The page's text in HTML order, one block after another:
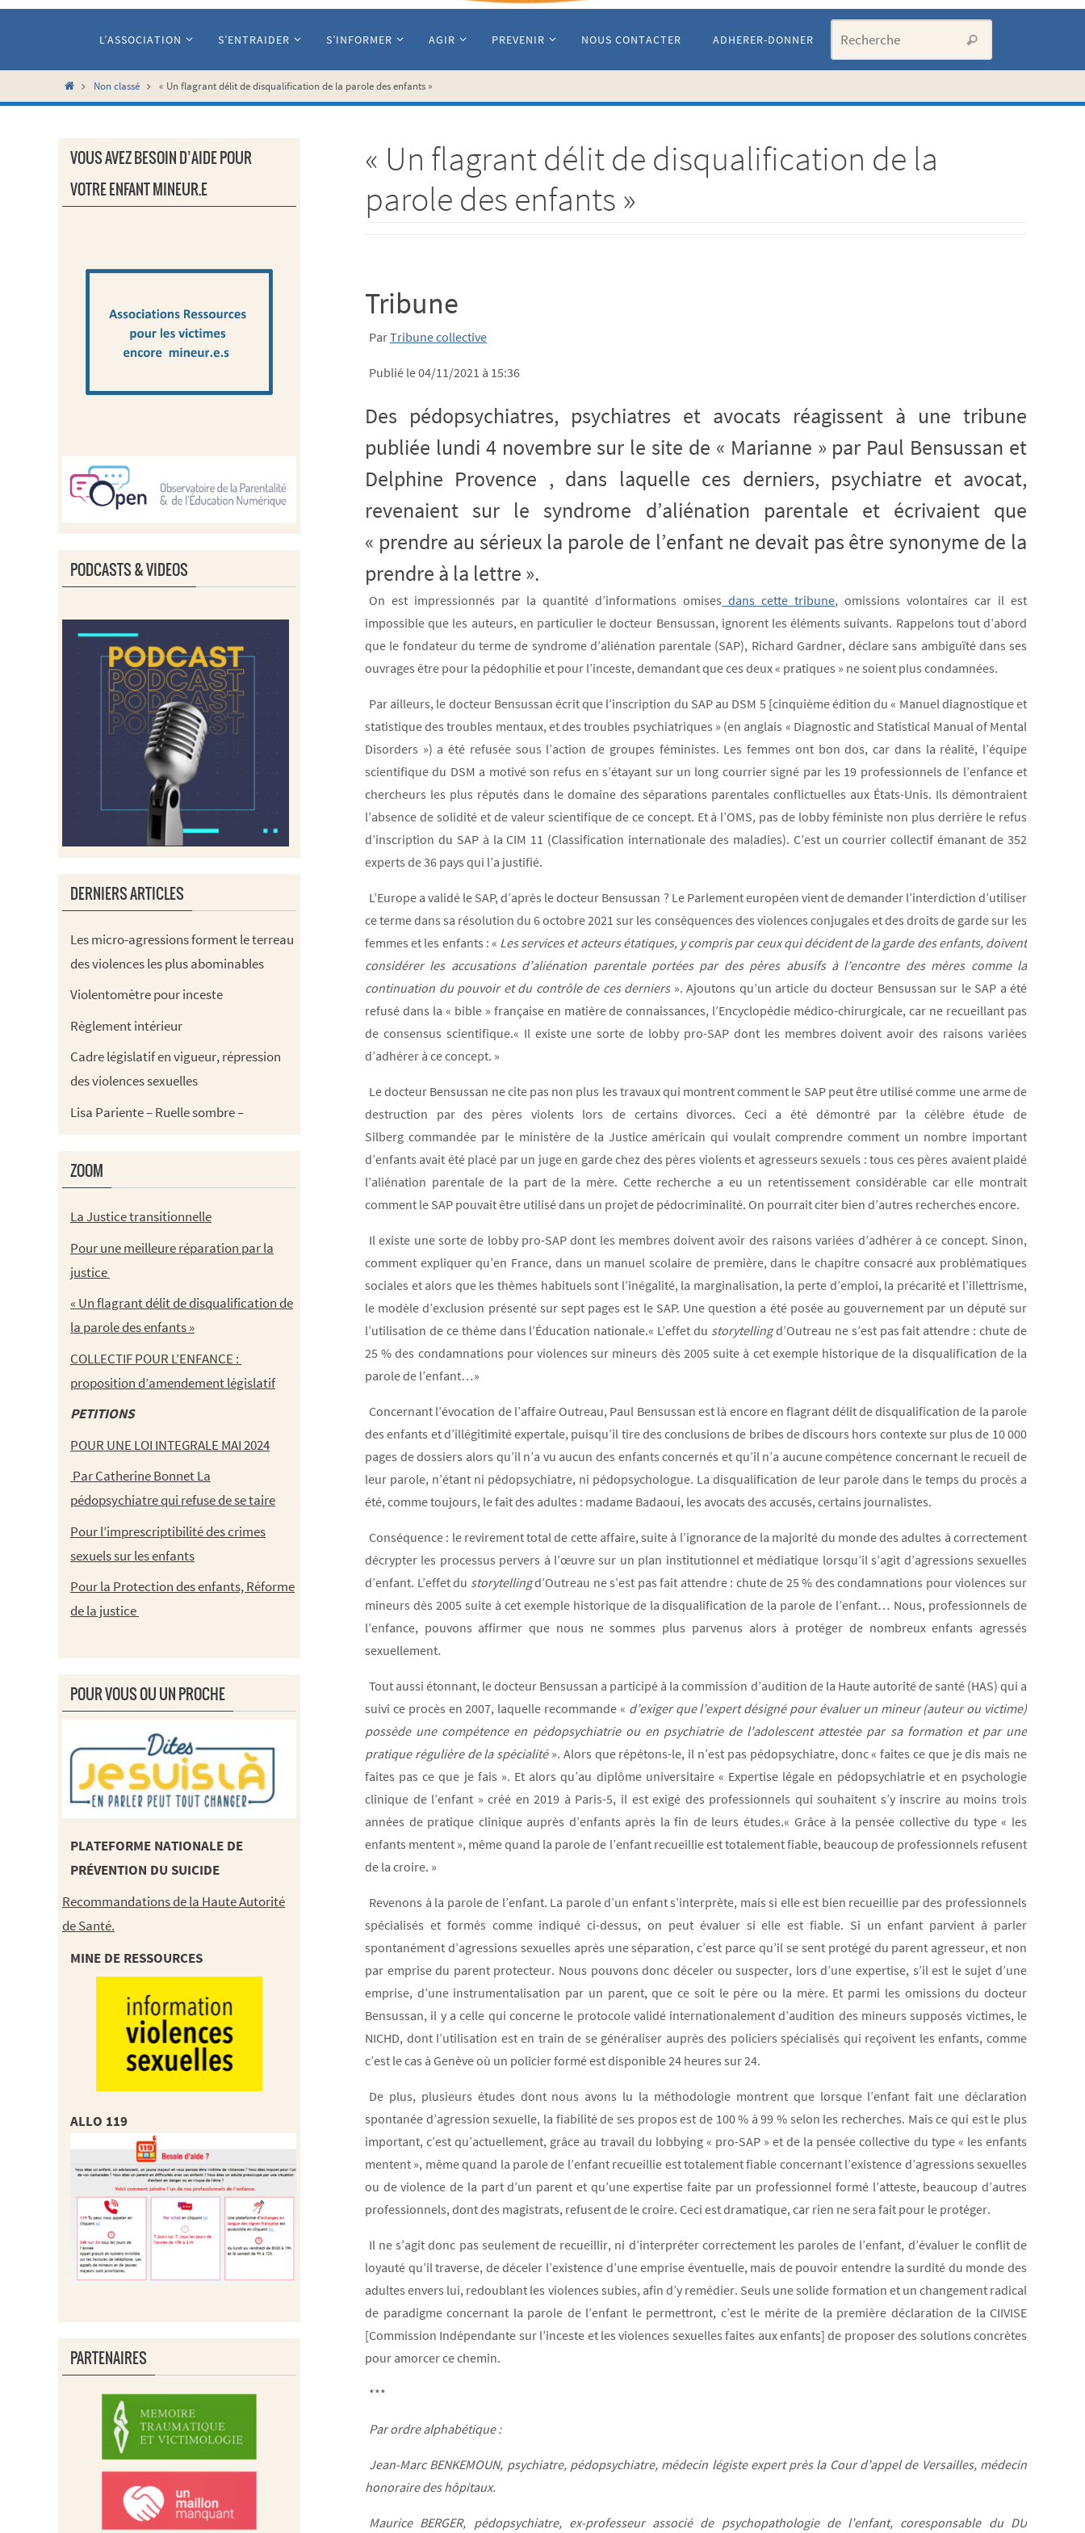
L’ASSOCIATION S’ENTRAIDER S’INFORMER AGIR PREVENIR NOUS CONTACTER ADHERER-DONNER Recherche
HomeNon classé « Un flagrant délit de disqualification de la parole des enfants »
« Un flagrant délit de disqualification de la
parole des enfants »
Tribune
ParTribune collective
Publié le 04/11/2021 à 15:36
Des pédopsychiatres, psychiatres et avocats réagissent à une tribune
publiée lundi 4 novembre sur le site de « Marianne » par Paul Bensussan et
Delphine Provence , dans laquelle ces derniers, psychiatre et avocat,
revenaient sur le syndrome d’aliénation parentale et écrivaient que
« prendre au sérieux la parole de l’enfant ne devait pas être synonyme de la
prendre à la lettre ».
On est impressionnés par la quantité d’informations omises dans cette tribune, omissions volontaires car il est
impossible que les auteurs, en particulier le docteur Bensussan, ignorent les éléments suivants. Rappelons tout d’abord
que le fondateur du terme de syndrome d’aliénation parentale (SAP), Richard Gardner, déclare sans ambiguïté dans ses
ouvrages être pour la pédophilie et pour l’inceste, demandant que ces deux « pratiques » ne soient plus condamnées.
Par ailleurs, le docteur Bensussan écrit que l’inscription du SAP au DSM 5 [cinquième édition du « Manuel diagnostique et
statistique des troubles mentaux, et des troubles psychiatriques » (en anglais « Diagnostic and Statistical Manual of Mental
Disorders ») a été refusée sous l’action de groupes féministes. Les femmes ont bon dos, car dans la réalité, l’équipe
scientifique du DSM a motivé son refus en s’étayant sur un long courrier signé par les 19 professionnels de l’enfance et
chercheurs les plus réputés dans le domaine des séparations parentales conflictuelles aux États-Unis. Ils démontraient
l’absence de solidité et de valeur scientifique de ce concept. Et à l’OMS, pas de lobby féministe non plus derrière le refus
d’inscription du SAP à la CIM 11 (Classification internationale des maladies). C’est un courrier collectif émanant de 352
experts de 36 pays qui l’a justifié.
L’Europe a validé le SAP, d’après le docteur Bensussan ? Le Parlement européen vient de demander l’interdiction d’utiliser
ce terme dans sa résolution du 6 octobre 2021 sur les conséquences des violences conjugales et des droits de garde sur les
femmes et les enfants : « Les services et acteurs étatiques, y compris par ceux qui décident de la garde des enfants, doivent
considérer les accusations d’aliénation parentale portées par des pères abusifs à l’encontre des mères comme la
continuation du pouvoir et du contrôle de ces derniers». Ajoutons qu’un article du docteur Bensussan sur le SAP a été
refusé dans la « bible » française en matière de connaissances, l’Encyclopédie médico-chirurgicale, car ne recueillant pas
de consensus scientifique.« Il existe une sorte de lobby pro-SAP dont les membres doivent avoir des raisons variées
d’adhérer à ce concept. »
Le docteur Bensussan ne cite pas non plus les travaux qui montrent comment le SAP peut être utilisé comme une arme de
destruction par des pères violents lors de certains divorces. Ceci a été démontré par la célèbre étude de
Silberg commandée par le ministère de la Justice américain qui voulait comprendre comment un nombre important
d’enfants avait été placé par un juge en garde chez des pères violents et agresseurs sexuels : tous ces pères avaient plaidé
l’aliénation parentale de la part de la mère. Cette recherche a eu un retentissement considérable car elle montrait
comment le SAP pouvait être utilisé dans un projet de pédocriminalité. On pourrait citer bien d’autres recherches encore.
Il existe une sorte de lobby pro-SAP dont les membres doivent avoir des raisons variées d’adhérer à ce concept. Sinon,
comment expliquer qu’en France, dans un manuel scolaire de première, dans le chapitre consacré aux problématiques
sociales et alors que les thèmes habituels sont l’inégalité, la marginalisation, la perte d’emploi, la précarité et l’illettrisme,
le modèle d’exclusion présenté sur sept pages est le SAP. Une question a été posée au gouvernement par un député sur
l’utilisation de ce thème dans l’Éducation nationale.« L’effet du storytellingd’Outreau ne s’est pas fait attendre : chute de
25 % des condamnations pour violences sur mineurs dès 2005 suite à cet exemple historique de la disqualification de la
parole de l’enfant…»
Concernant l’évocation de l’affaire Outreau, Paul Bensussan est là encore en flagrant délit de disqualification de la parole
des enfants et d’illégitimité expertale, puisqu’il tire des conclusions de bribes de discours hors contexte sur plus de 10 000
pages de dossiers alors qu’il n’a vu aucun des enfants concernés et qu’il n’a aucune compétence concernant le recueil de
leur parole, n’étant ni pédopsychiatre, ni pédopsychologue. La disqualification de leur parole dans le temps du procès a
été, comme toujours, le fait des adultes : madame Badaoui, les avocats des accusés, certains journalistes.
Conséquence : le revirement total de cette affaire, suite à l’ignorance de la majorité du monde des adultes à correctement
décrypter les processus pervers à l’œuvre sur un plan institutionnel et médiatique lorsqu’il s’agit d’agressions sexuelles
d’enfant. L’effet du storytellingd’Outreau ne s’est pas fait attendre : chute de 25 % des condamnations pour violences sur
mineurs dès 2005 suite à cet exemple historique de la disqualification de la parole de l’enfant… Nous, professionnels de
l’enfance, pouvons affirmer que nous ne sommes plus parvenus alors à protéger de nombreux enfants agressés
sexuellement.
Tout aussi étonnant, le docteur Bensussan a participé à la commission d’audition de la Haute autorité de santé (HAS) qui a
suivi ce procès en 2007, laquelle recommande « d’exiger que l’expert désigné pour évaluer un mineur (auteur ou victime)
possède une compétence en pédopsychiatrie ou en psychiatrie de l’adolescent attestée par sa formation et par une
pratique régulière de la spécialité ». Alors que répétons-le, il n’est pas pédopsychiatre, donc « faites ce que je dis mais ne
faites pas ce que je fais ». Et alors qu’au diplôme universitaire « Expertise légale en pédopsychiatrie et en psychologie
clinique de l’enfant » créé en 2019 à Paris-5, il est exigé des professionnels qui souhaitent s’y inscrire au moins trois
années de pratique clinique auprès d’enfants après la fin de leurs études.« Grâce à la pensée collective du type « les
enfants mentent », même quand la parole de l’enfant recueillie est totalement fiable, beaucoup de professionnels refusent
de la croire. »
Revenons à la parole de l’enfant. La parole d’un enfant s’interprète, mais si elle est bien recueillie par des professionnels
spécialisés et formés comme indiqué ci-dessus, on peut évaluer si elle est fiable. Si un enfant parvient à parler
spontanément d’agressions sexuelles après une séparation, c’est parce qu’il se sent protégé du parent agresseur, et non
par emprise du parent protecteur. Nous pouvons donc déceler ou suspecter, lors d’une expertise, s’il est le sujet d’une
emprise, d’une instrumentalisation par un parent, que ce soit le père ou la mère. Et parmi les omissions du docteur
Bensussan, il y a celle qui concerne le protocole validé internationalement d’audition des mineurs supposés victimes, le
NICHD, dont l’utilisation est en train de se généraliser auprès des policiers spécialisés qui reçoivent les enfants, comme
c’est le cas à Genève où un policier formé est disponible 24 heures sur 24.
De plus, plusieurs études dont nous avons lu la méthodologie montrent que lorsque l’enfant fait une déclaration
spontanée d’agression sexuelle, la fiabilité de ses propos est de 100 % à 99 % selon les recherches. Mais ce qui est le plus
important, c’est qu’actuellement, grâce au travail du lobbying « pro-SAP » et de la pensée collective du type « les enfants
mentent », même quand la parole de l’enfant recueillie est totalement fiable concernant l’existence d’agressions sexuelles
ou de violence de la part d’un parent et qu’une expertise faite par un professionnel formé l’atteste, beaucoup d’autres
professionnels, dont des magistrats, refusent de le croire. Ceci est dramatique, car rien ne sera fait pour le protéger.
Il ne s’agit donc pas seulement de recueillir, ni d’interpréter correctement les paroles de l’enfant, d’évaluer le conflit de
loyauté qu’il traverse, de déceler l’existence d’une emprise éventuelle, mais de pouvoir entendre la surdité du monde des
adultes envers lui, redoublant les violences subies, afin d’y remédier. Seuls une solide formation et un changement radical
de paradigme concernant la parole de l’enfant le permettront, c’est le mérite de la première déclaration de la CIIVISE
[Commission Indépendante sur l’inceste et les violences sexuelles faites aux enfants] de proposer des solutions concrètes
pour amorcer ce chemin.
***
Par ordre alphabétique :
Jean-Marc BENKEMOUN, psychiatre, pédopsychiatre, médecin légiste expert près la Cour d’appel de Versailles, médecin
honoraire des hôpitaux.
Maurice BERGER, pédopsychiatre, ex-professeur associé de psychopathologie de l’enfant, coresponsable du DU
VOUS AVEZ BESOIN D’AIDE POUR
VOTRE ENFANT MINEUR.E
PODCASTS & VIDEOS
DERNIERS ARTICLES
Les micro-agressions forment le terreau
des violences les plus abominables
Violentomètre pour inceste
Règlement intérieur
Cadre législatif en vigueur, répression
des violences sexuelles
Lisa Pariente – Ruelle sombre –
ZOOM
La Justice transitionnelle
Pour une meilleure réparation par la
justice
« Un flagrant délit de disqualification de
la parole des enfants »
COLLECTIF POUR L’ENFANCE :
proposition d’amendement législatif
PETITIONS
POUR UNE LOI INTEGRALE MAI 2024
Par Catherine Bonnet La
pédopsychiatre qui refuse de se taire
Pour l’imprescriptibilité des crimes
sexuels sur les enfants
Pour la Protection des enfants, Réforme
de la justice
POUR VOUS OU UN PROCHE
PLATEFORME NATIONALE DE
PRÉVENTION DU SUICIDE
Recommandations de la Haute Autorité
de Santé.
MINE DE RESSOURCES
ALLO 119
PARTENAIRES